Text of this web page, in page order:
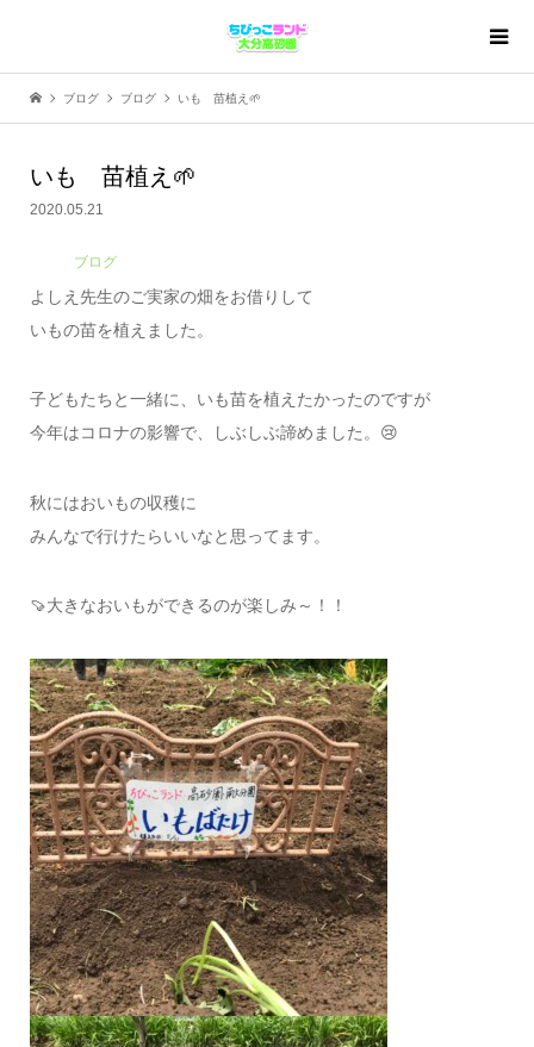
ブログ ブログ いも 苗植え🌱
いも 苗植え🌱
2020.05.21
ブログ
よしえ先生のご実家の畑をお借りして
いもの苗を植えました。
子どもたちと一緒に、いも苗を植えたかったのですが
今年はコロナの影響で、しぶしぶ諦めました。😢
秋にはおいもの収穫に
みんなで行けたらいいなと思ってます。
🍠大きなおいもができるのが楽しみ～！！